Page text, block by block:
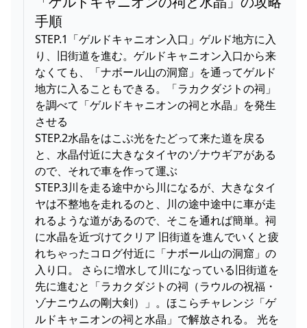
手順
STEP.1「ゲルドキャニオン入口」ゲルド地方に入
り、旧街道を進む。ゲルドキャニオン入口から来
なくても、「ナボール山の洞窟」を通ってゲルド
地方に入ることもできる。「ラカクダジトの祠」
を調べて「ゲルドキャニオンの祠と水晶」を発生
させる
STEP.2水晶をはこぶ光をたどって来た道を戻る
と、水晶付近に大きなタイヤのゾナウギアがある
ので、それで車を作って運ぶ
STEP.3川を走る途中から川になるが、大きなタイ
ヤは不整地を走れるのと、川の途中途中に車が走
れるような道があるので、そこを通れば簡単。祠
に水晶を近づけてクリア 旧街道を進んでいくと疲
れちゃったコログ付近に「ナボール山の洞窟」の
入り口。 さらに増水して川になっている旧街道を
先に進むと「ラカクダジトの祠（ラウルの祝福・
ゾナニウムの剛大剣）」。ほこらチャレンジ「ゲ
ルドキャニオンの祠と水晶」で解放される。 光を